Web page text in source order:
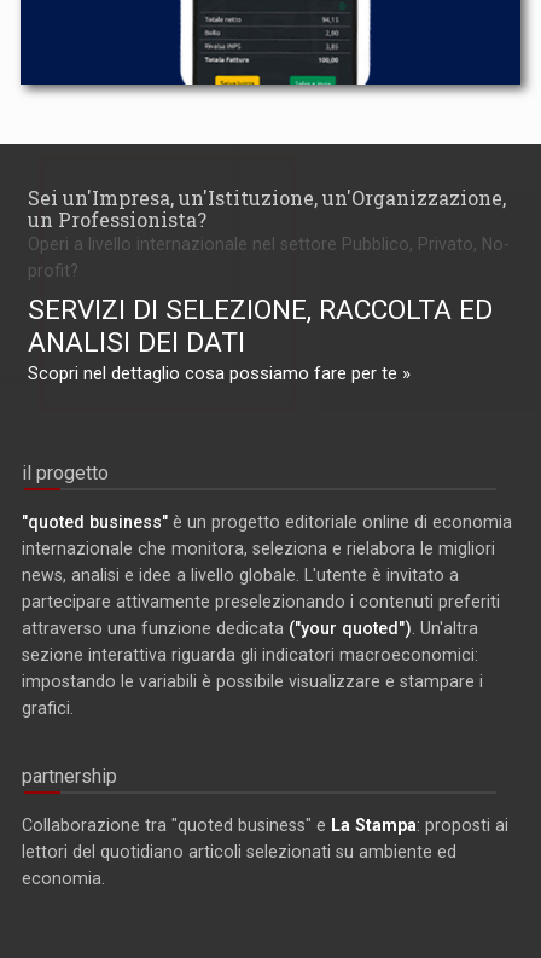
Sei un'Impresa, un'Istituzione, un'Organizzazione,
un Professionista?
Operi a livello internazionale nel settore Pubblico, Privato, No-
profit?
SERVIZI DI SELEZIONE, RACCOLTA ED
ANALISI DEI DATI
Scopri nel dettaglio cosa possiamo fare per te »
il progetto
"quoted business" è un progetto editoriale online di economia
internazionale che monitora, seleziona e rielabora le migliori
news, analisi e idee a livello globale. L'utente è invitato a
partecipare attivamente preselezionando i contenuti preferiti
attraverso una funzione dedicata ("your quoted") . Un'altra
sezione interattiva riguarda gli indicatori macroeconomici:
impostando le variabili è possibile visualizzare e stampare i
grafici.
partnership
Collaborazione tra "quoted business" e La Stampa: proposti ai
lettori del quotidiano articoli selezionati su ambiente ed
economia.